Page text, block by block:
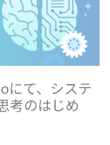
にて、システ
考のはじめ